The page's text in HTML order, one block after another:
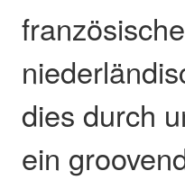
dies durch
ein